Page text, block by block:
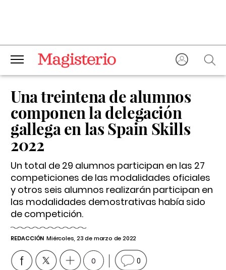
Una treintena de alumnos
componen la delegación
gallega en las Spain Skills
2022
Un total de 29 alumnos participan en las 27
competiciones de las modalidades oficiales
y otros seis alumnos realizarán participan en
las modalidades demostrativas había sido
de competición.
REDACCIÓN Miércoles, 23 de marzo de 2022
0 0